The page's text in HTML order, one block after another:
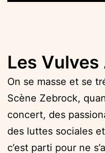
Les
On se masse et se
Scène Zebrock,
concert, des
des luttes sociales
c’est parti pour ne